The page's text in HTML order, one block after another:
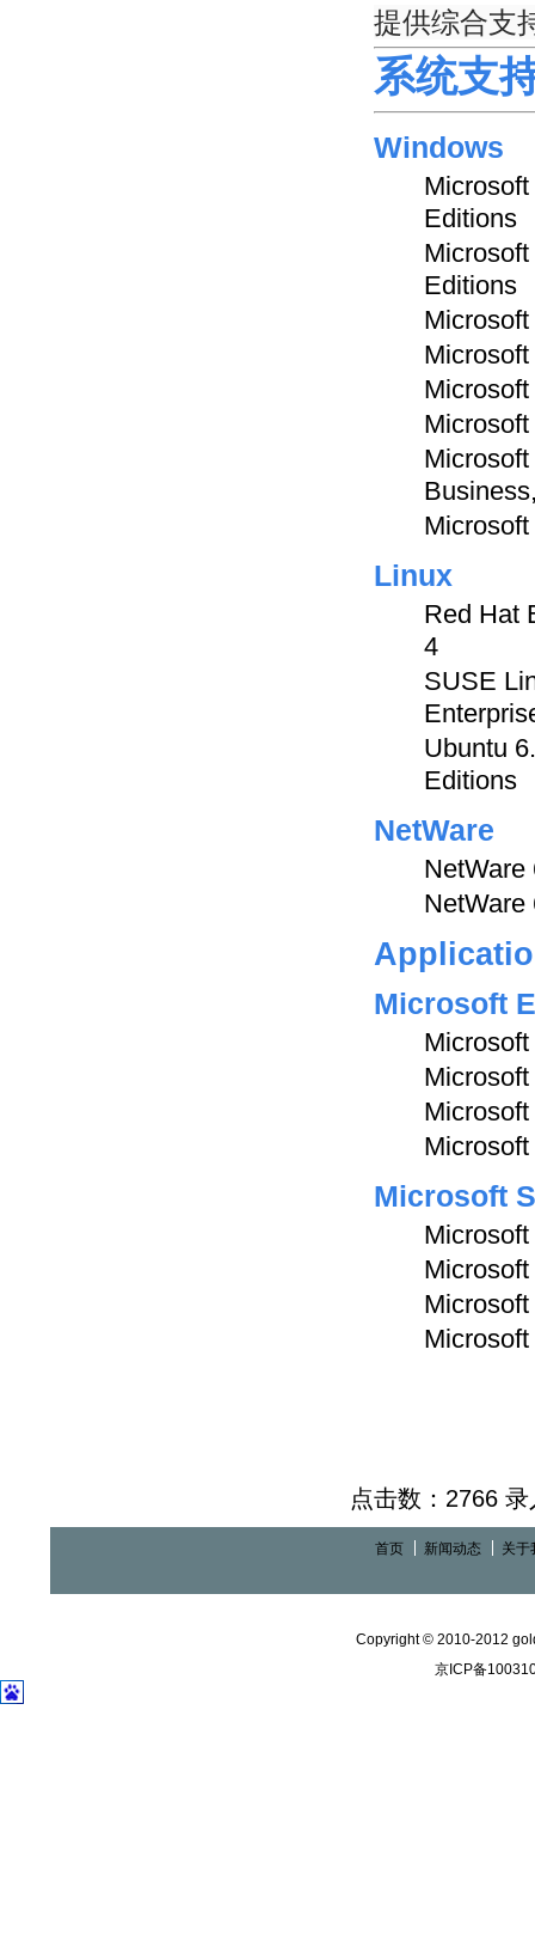
提供综合支
系统支
Windows
Editions
Editions
Linux
Red Hat
4
SUSE
Ubuntu
Editions
NetWare
NetWare
NetWare
Microsoft
Microsoft
点击数：2766
首页 新闻动态 关于
Copyright © 2010-2012
京ICP备